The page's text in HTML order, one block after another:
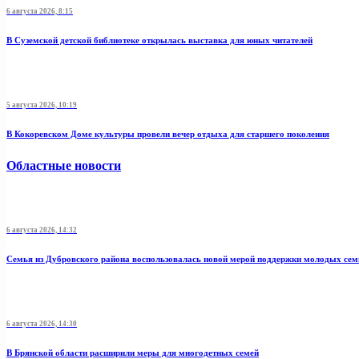
6 августа 2026, 8:15
В Суземской детской библиотеке открылась выставка для юных читателей
5 августа 2026, 10:19
В Кокоревском Доме культуры провели вечер отдыха для старшего поколения
Областные новости
6 августа 2026, 14:32
Семья из Дубровского района воспользовалась новой мерой поддержки молодых
6 августа 2026, 14:30
В Брянской области расширили меры для многодетных семей